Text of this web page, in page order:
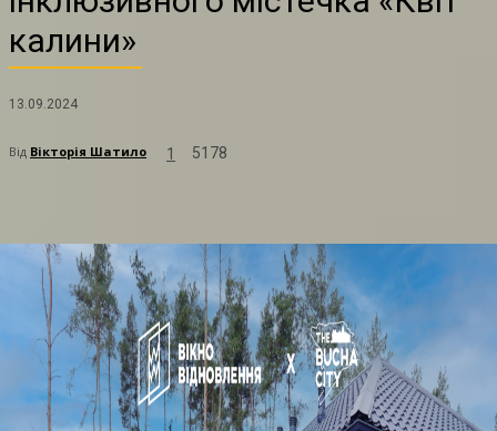
калини»
13.09.2024
Від Вікторія Шатило 1 5178